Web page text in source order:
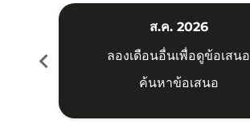
chevron_left
ส.ค. 2026
ลองเดือนอื่นเพื่อดูข้อเสนอ
ค้นหาข้อเสนอ